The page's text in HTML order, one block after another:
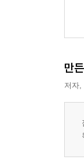
iPS
iPS
하루
연구
의사
만
저자,